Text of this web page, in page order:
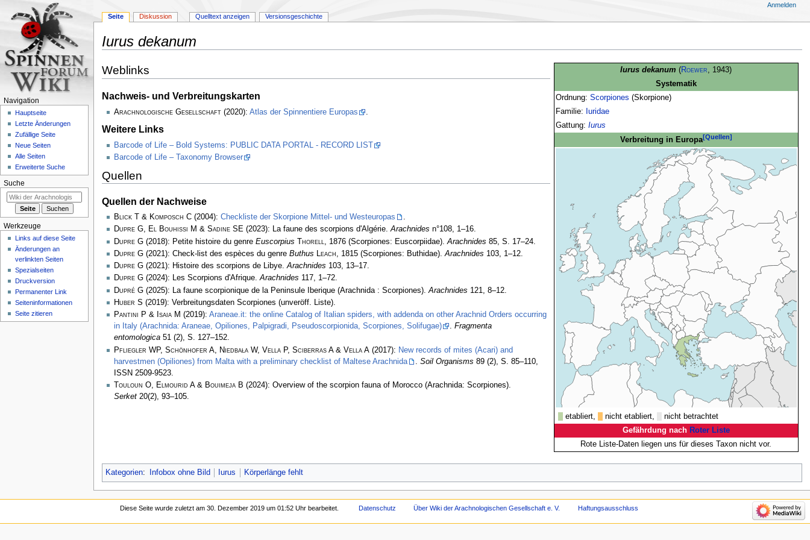
Iurus dekanum
Navigation
Suche
Iurus dekanum (Roewer, 1943)
Systematik
Ordnung: Scorpiones (Skorpione)
Familie:
Iuridae
Gattung: Iurus
Verbreitung in Europa[Quellen]
etabliert, nicht etabliert,
nicht betrachtet
Gefährdung nach Roter Liste
Rote Liste-Daten liegen uns für dieses Taxon nicht vor.
Weblinks
Nachweis- und Verbreitungskarten
Arachnologische Gesellschaft(2020): Atlas der Spinnentiere Europas
Weitere Links
Barcode of Life – Bold Systems: PUBLIC DATA PORTAL - RECORD LIST
Barcode of Life – Taxonomy Browser
Quellen
Quellen der Nachweise
Blick T & Komposch C(2004): Checkliste der Skorpione Mittel- und Westeuropas
.
Dupre G, El Bouhissi M & Sadine SE(2023): La faune des scorpions d'Algérie.Arachnides n°108, 1–16.
Dupre G(2018): Petite histoire du genre Euscorpius Thorell , 1876 (Scorpiones: Euscorpiidae). Arachnides 85, S. 17–24.
Dupre G(2021): Check-list des espèces du genre Buthus Leach, 1815 (Scorpiones: Buthidae).Arachnides 103, 1­–12.
Dupre G(2021): Histoire des scorpions de Libye.Arachnides 103, 13–17.
Dupre G(2024): Les Scorpions d'Afrique.Arachnides 117, 1–72.
Dupré G(2025): La faune scorpionique de la Peninsule Iberique (Arachnida : Scorpiones). Arachnides 121, 8–12.
Huber S (2019): Verbreitungsdaten Scorpiones (unveröff. Liste).
Pantini P & Isaia M (2019): Araneae.it: the online Catalog of Italian spiders, with addenda on other Arachnid Orders occurring
in Italy (Arachnida: Araneae, Opiliones, Palpigradi, Pseudoscorpionida, Scorpiones, Solifugae)
. Fragmenta
entomologica51 (2), S. 127–152.
Pfliegler WP, Schönhofer A, Niedbała W, Vella P, Sciberras A & Vella A(2017): New records of mites (Acari) and
harvestmen (Opiliones) from Malta with a preliminary checklist of Maltese Arachnida
Soil Organisms 89 (2), S. 85–110,
ISSN 2509-9523.
Touloun O, Elmourid A & Bouimeja B (2024): Overview of the scorpion fauna of Morocco (Arachnida: Scorpiones).
Serket20(2), 93–105.
Kategorien: Infobox ohne Bild Iurus Körperlänge fehlt
Seite Diskussion Quelltext anzeigen Versionsgeschichte
Anmelden
Navigation
Hauptseite
Letzte Änderungen
Zufällige Seite
Neue Seiten
Alle Seiten
Erweiterte Suche
Suche
Werkzeuge
Links auf diese Seite
Änderungen an
verlinkten Seiten
Spezialseiten
Druckversion
Permanenter Link
Seiten­­informationen
Seite zitieren
Diese Seite wurde zuletzt am 30. Dezember 2019 um 01:52 Uhr bearbeitet. Datenschutz Über Wiki der Arachnologischen Gesellschaft e. V. Haftungsausschluss